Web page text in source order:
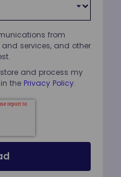
from
services, and other
and process my
the Privacy Policy.